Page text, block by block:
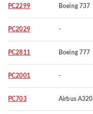
PC2299 Boeing 737
PC2029 -
PC2811 Boeing 777
PC2001 -
PC703 Airbus A320